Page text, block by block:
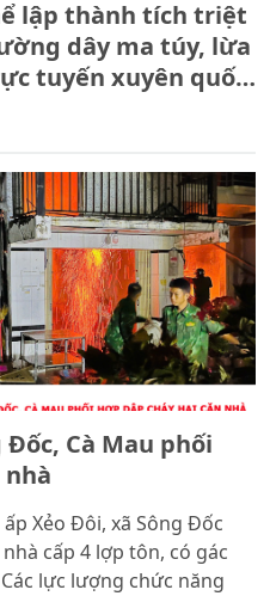
lập thành tích triệt
dây ma túy, lừa
tuyến xuyên quốc
Cà Mau phối
nhà
Xẻo Đôi, xã Sông Đốc
cấp 4 lợp tôn, có gác
lực lượng chức năng